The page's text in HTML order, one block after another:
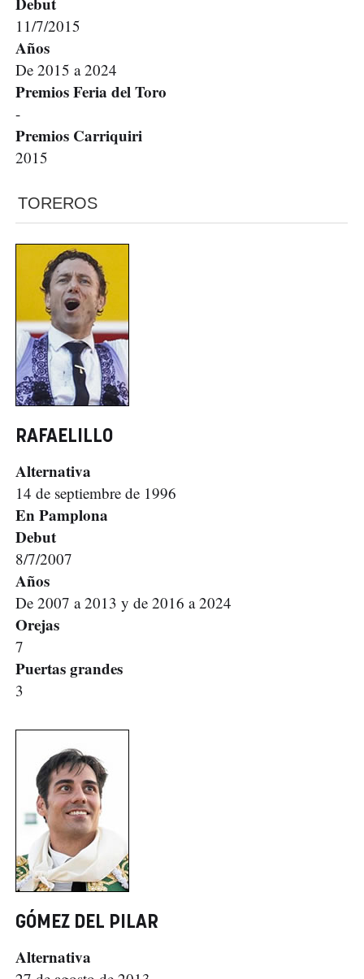
11/7/2015
Años
De 2015 a 2024
Premios Feria del Toro
-
Premios Carriquiri
2015
TOREROS
RAFAELILLO
Alternativa
14 de septiembre de 1996
En Pamplona
Debut
8/7/2007
Años
De 2007 a 2013 y de 2016 a 2024
Orejas
7
Puertas grandes
3
GÓMEZ DEL PILAR
Alternativa